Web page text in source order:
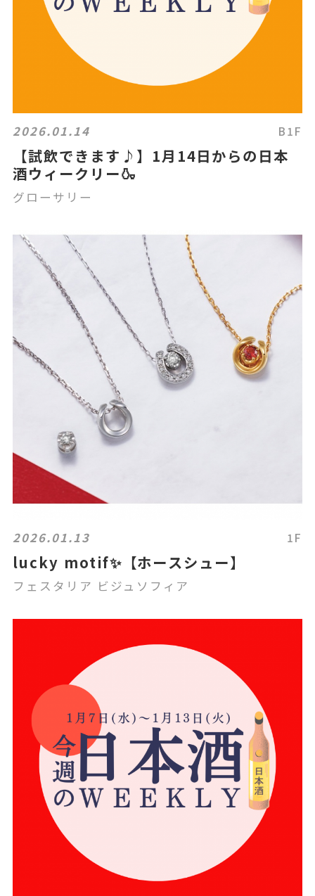
2026.01.14 B1F
【試飲できます♪】1月14日からの日本
酒ウィークリー🍶
グローサリー
2026.01.13 1F
lucky motif✨【ホースシュー】
フェスタリア ビジュソフィア